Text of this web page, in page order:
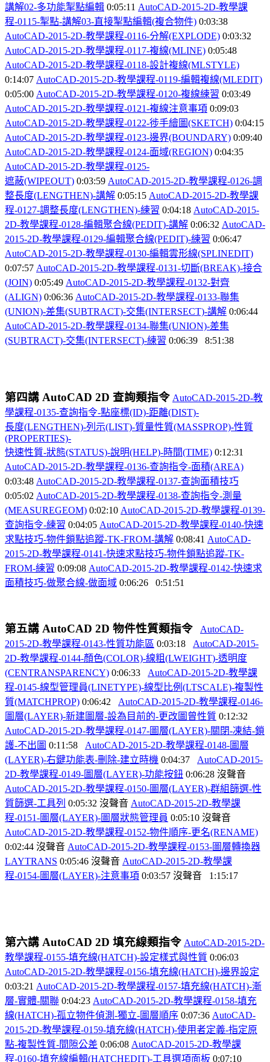
講解02-多功能掣點編輯 0:05:11 AutoCAD-2015-2D-教學課
程-0115-掣點-講解03-直接掣點編輯(複合物件) 0:03:38
AutoCAD-2015-2D-教學課程-0116-分解(EXPLODE) 0:03:32
AutoCAD-2015-2D-教學課程-0117-複線(MLINE) 0:05:48
AutoCAD-2015-2D-教學課程-0118-設計複線(MLSTYLE)
0:14:07 AutoCAD-2015-2D-教學課程-0119-編輯複線(MLEDIT)
0:05:00 AutoCAD-2015-2D-教學課程-0120-複線練習 0:03:49
AutoCAD-2015-2D-教學課程-0121-複線注意事項 0:09:03
AutoCAD-2015-2D-教學課程-0122-徏手繪圖(SKETCH) 0:04:15
AutoCAD-2015-2D-教學課程-0123-邊界(BOUNDARY) 0:09:40
AutoCAD-2015-2D-教學課程-0124-面域(REGION) 0:04:35
AutoCAD-2015-2D-教學課程-0125-
遮蔽(WIPEOUT) 0:03:59 AutoCAD-2015-2D-教學課程-0126-調
整長度(LENGTHEN)-講解 0:05:15 AutoCAD-2015-2D-教學課
程-0127-調整長度(LENGTHEN)-練習 0:04:18 AutoCAD-2015-
2D-教學課程-0128-編輯聚合線(PEDIT)-講解 0:06:32 AutoCAD-
2015-2D-教學課程-0129-編輯聚合線(PEDIT)-練習 0:06:47
AutoCAD-2015-2D-教學課程-0130-編輯雲形線(SPLINEDIT)
0:07:57 AutoCAD-2015-2D-教學課程-0131-切斷(BREAK)-接合
(JOIN) 0:05:49 AutoCAD-2015-2D-教學課程-0132-對齊
(ALIGN) 0:06:36 AutoCAD-2015-2D-教學課程-0133-聯集
(UNION)-差集(SUBTRACT)-交集(INTERSECT)-講解 0:06:44
AutoCAD-2015-2D-教學課程-0134-聯集(UNION)-差集
(SUBTRACT)-交集(INTERSECT)-練習 0:06:39 8:51:38
第四講 AutoCAD 2D 查詢類指令 AutoCAD-2015-2D-教
學課程-0135-查詢指令-點座標(ID)-距離(DIST)-
長度(LENGTHEN)-列示(LIST)-質量性質(MASSPROP)-性質
(PROPERTIES)-
快速性質-狀態(STATUS)-說明(HELP)-時間(TIME) 0:12:31
AutoCAD-2015-2D-教學課程-0136-查詢指令-面積(AREA)
0:03:48 AutoCAD-2015-2D-教學課程-0137-查詢面積技巧
0:05:02 AutoCAD-2015-2D-教學課程-0138-查詢指令-測量
(MEASUREGEOM) 0:02:10 AutoCAD-2015-2D-教學課程-0139-
查詢指令-練習 0:04:05 AutoCAD-2015-2D-教學課程-0140-快速
求點技巧-物件鎖點追蹤-TK-FROM-講解 0:08:41 AutoCAD-
2015-2D-教學課程-0141-快速求點技巧-物件鎖點追蹤-TK-
FROM-練習 0:09:08 AutoCAD-2015-2D-教學課程-0142-快速求
面積技巧-做聚合線-做面域 0:06:26 0:51:51
第五講 AutoCAD 2D 物件性質類指令
AutoCAD-
2015-2D-教學課程-0143-性質功能區 0:03:18
AutoCAD-2015-
2D-教學課程-0144-顏色(COLOR)-線粗(LWEIGHT)-透明度
(CENTRANSPARENCY) 0:06:33 AutoCAD-2015-2D-教學課
程-0145-線型管理員(LINETYPE)-線型比例(LTSCALE)-複製性
質(MATCHPROP) 0:06:42 AutoCAD-2015-2D-教學課程-0146-
圖層(LAYER)-新建圖層-設為目前的-更改圖曾性質 0:12:32
AutoCAD-2015-2D-教學課程-0147-圖層(LAYER)-關閉-凍結-鎖
護-不出圖 0:11:58 AutoCAD-2015-2D-教學課程-0148-圖層
(LAYER)-右鍵功能表-刪除-建立時機 0:04:37
AutoCAD-2015-
2D-教學課程-0149-圖層(LAYER)-功能按鈕 0:06:28 沒聲音
AutoCAD-2015-2D-教學課程-0150-圖層(LAYER)-群組篩選-性
質篩選-工具列 0:05:32 沒聲音 AutoCAD-2015-2D-教學課
程-0151-圖層(LAYER)-圖層狀態管理員 0:05:10 沒聲音
AutoCAD-2015-2D-教學課程-0152-物件順序-更名(RENAME)
0:02:44 沒聲音 AutoCAD-2015-2D-教學課程-0153-圖層轉換器
LAYTRANS 0:05:46 沒聲音 AutoCAD-2015-2D-教學課
程-0154-圖層(LAYER)-注意事項 0:03:57 沒聲音 1:15:17
第六講 AutoCAD 2D 填充線類指令 AutoCAD-2015-2D-
教學課程-0155-填充線(HATCH)-設定樣式與性質 0:06:03
AutoCAD-2015-2D-教學課程-0156-填充線(HATCH)-邊界設定
0:03:21 AutoCAD-2015-2D-教學課程-0157-填充線(HATCH)-漸
層-實體-關聯 0:04:23 AutoCAD-2015-2D-教學課程-0158-填充
線(HATCH)-孤立物件偵測-獨立-圖層順序 0:07:36 AutoCAD-
2015-2D-教學課程-0159-填充線(HATCH)-使用者定義-指定原
點-複製性質-間隙公差 0:06:08 AutoCAD-2015-2D-教學課
程-0160-填充線編輯(HATCHEDIT)-工具選項面板 0:07:10